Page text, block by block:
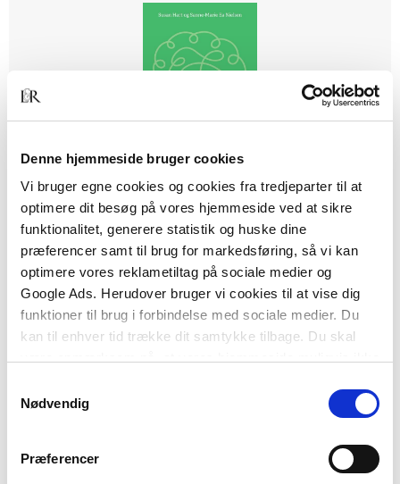
Denne hjemmeside bruger cookies
Vi bruger egne cookies og cookies fra tredjeparter til at
optimere dit besøg på vores hjemmeside ved at sikre
funktionalitet, generere statistik og huske dine
præferencer samt til brug for markedsføring, så vi kan
optimere vores reklametiltag på sociale medier og
Google Ads. Herudover bruger vi cookies til at vise dig
funktioner til brug i forbindelse med sociale medier. Du
kan til enhver tid trække dit samtykke tilbage. Du skal
tilbagetrækker et samtykke.
Nødvendig
Præferencer
2 formater
Forstå barnet indefra
Susan Hart Sanne-Marie Ea Nielsen
Fra
229,95 KR.